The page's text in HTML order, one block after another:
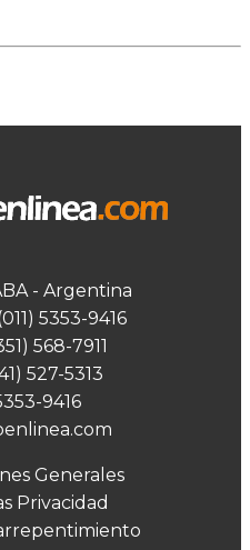
- Argentina
5353-9416
568-7911
527-5313
9416
Generales
Privacidad